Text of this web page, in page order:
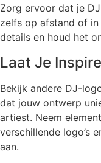
Zorg ervoor dat je
zelfs op afstand of
details en houd het
Laat Je
Bekijk andere DJ-
dat jouw ontwerp
artiest. Neem
verschillende logo’s
aan.